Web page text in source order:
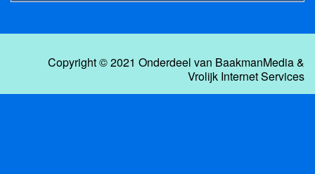
Copyright © 2021 Onderdeel van BaakmanMedia&
Vrolijk Internet Services